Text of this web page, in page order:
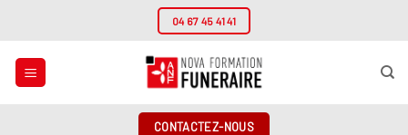
contenu
04 67 45 41 41
CONTACTEZ-NOUS